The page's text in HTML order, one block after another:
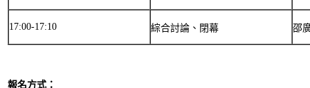
17:00-17:10 綜合討論、閉幕 邵
報名方式：